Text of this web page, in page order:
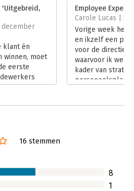
bevat daarnaast inspirerende
AMRO, VGZ, Tony’s Chocolonely,
2022
'Uitgebreid,
december
klant én
winnen, moet
eerste
te
Mes en
experience.
Employee
Carole Lucas | 5
Vorige week
en ikzelf een
voor de directie
waarvoor ik
kader van
16 stemmen
8
1